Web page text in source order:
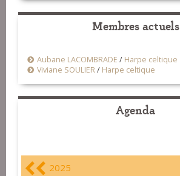
Membres actuels
Aubane LACOMBRADE / Harpe celtique
Viviane SOULIER/ Harpe celtique
Agenda
2025